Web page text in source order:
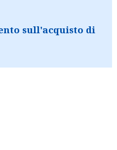
sull'acquisto di